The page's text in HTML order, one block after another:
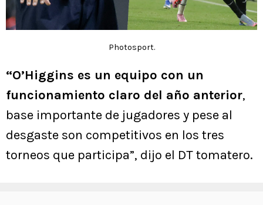
Photosport.
“O’Higgins es un equipo con un
funcionamiento claro del año anterior,
base importante de jugadores y pese al
desgaste son competitivos en los tres
torneos que participa”, dijo el DT tomatero.